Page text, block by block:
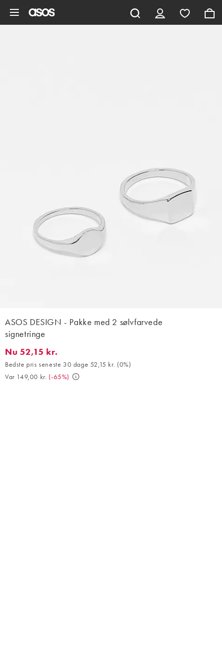
ASOS DESIGN - Pakke med 2 sølvfarvede
signetringe
Nu 52,15 kr.. Bedste pris seneste 30 dage 52,15 kr. (0%). Var
Nu 52,15 kr.
Bedste pris seneste 30 dage 52,15 kr. (0%)
Var 149,00 kr. (-65%)